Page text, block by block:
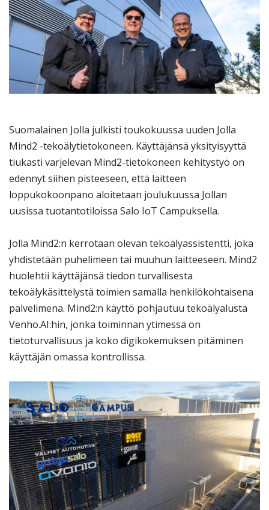
Suomalainen Jolla julkisti toukokuussa uuden Jolla
Mind2 -tekoälytietokoneen. Käyttäjänsä yksityisyyttä
tiukasti varjelevan Mind2-tietokoneen kehitystyö on
edennyt siihen pisteeseen, että laitteen
loppukokoonpano aloitetaan joulukuussa Jollan
uusissa tuotantotiloissa Salo IoT Campuksella.
Jolla Mind2:n kerrotaan olevan tekoälyassistentti, joka
yhdistetään puhelimeen tai muuhun laitteeseen. Mind2
huolehtii käyttäjänsä tiedon turvallisesta
tekoälykäsittelystä toimien samalla henkilökohtaisena
palvelimena. Mind2:n käyttö pohjautuu tekoälyalusta
Venho.AI:hin, jonka toiminnan ytimessä on
tietoturvallisuus ja koko digikokemuksen pitäminen
käyttäjän omassa kontrollissa.